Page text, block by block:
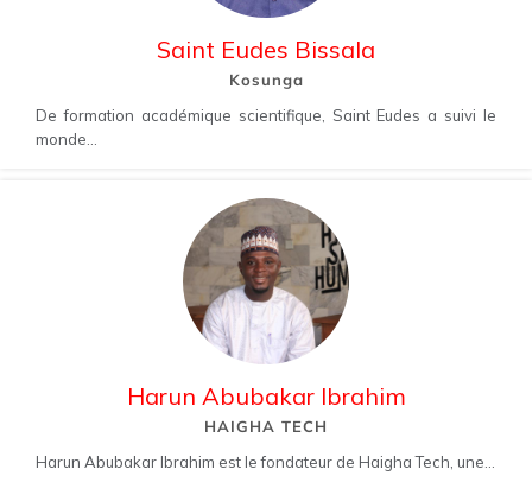
Saint Eudes Bissala
Kosunga
De formation académique scientifique, Saint Eudes a suivi le
monde...
Harun Abubakar Ibrahim
HAIGHA TECH
Harun Abubakar Ibrahim est le fondateur de Haigha Tech, une...